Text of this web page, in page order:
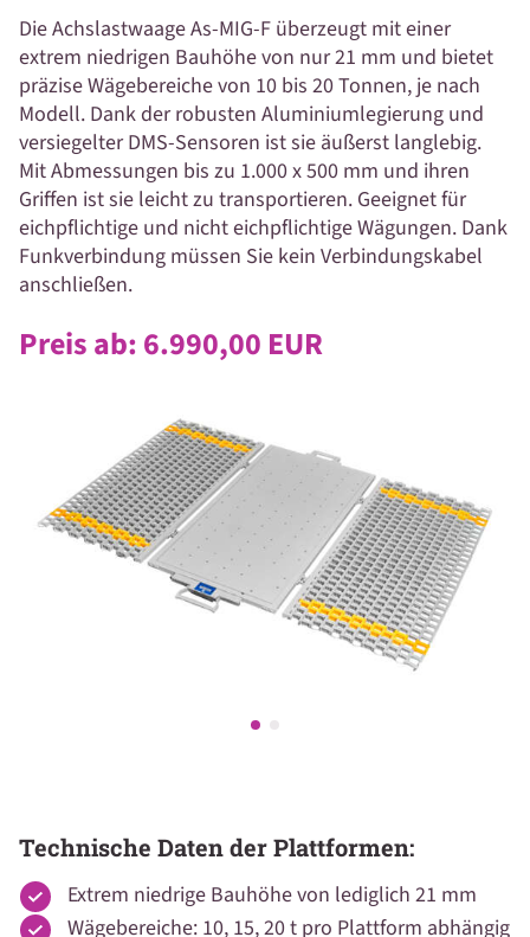
Die Achslastwaage As-MIG-F überzeugt mit einer
extrem niedrigen Bauhöhe von nur 21 mm und bietet
präzise Wägebereiche von 10 bis 20 Tonnen, je nach
Modell. Dank der robusten Aluminiumlegierung und
versiegelter DMS-Sensoren ist sie äußerst langlebig.
Mit Abmessungen bis zu 1.000 x 500 mm und ihren
Griffen ist sie leicht zu transportieren. Geeignet für
eichpflichtige und nicht eichpflichtige Wägungen. Dank
Funkverbindung müssen Sie kein Verbindungskabel
anschließen.
Preis ab: 6.990,00 EUR
Technische Daten der Plattformen:
Extrem niedrige Bauhöhe von lediglich 21 mm
Wägebereiche: 10, 15, 20 t pro Plattform abhängig